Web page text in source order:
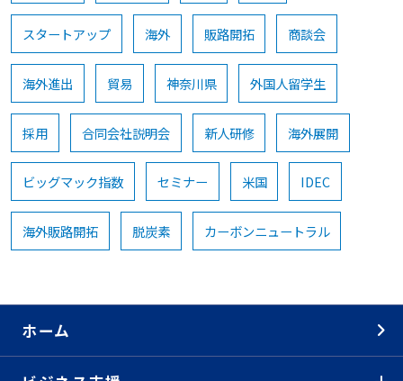
スタートアップ 海外 販路開拓 商談会
海外進出 貿易 神奈川県 外国人留学生
採用 合同会社説明会 新人研修 海外展開
ビッグマック指数 セミナー 米国 IDEC
海外販路開拓 脱炭素 カーボンニュートラル
ホーム